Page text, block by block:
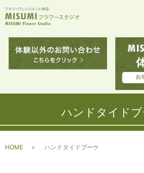
ハンドタイドブ
HOME ハンドタイドブーケ